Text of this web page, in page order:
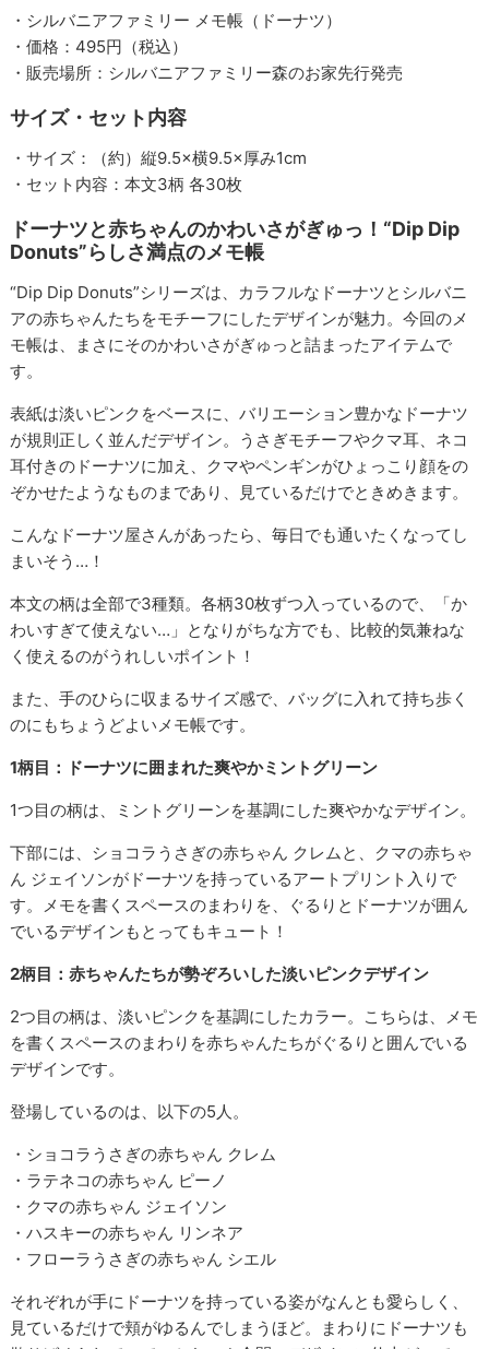
・シルバニアファミリー メモ帳（ドーナツ）
・価格：495円（税込）
・販売場所：シルバニアファミリー森のお家先行発売
サイズ・セット内容
・サイズ：（約）縦9.5×横9.5×厚み1cm
・セット内容：本文3柄 各30枚
ドーナツと赤ちゃんのかわいさがぎゅっ！“Dip Dip
Donuts”らしさ満点のメモ帳
“Dip Dip Donuts”シリーズは、カラフルなドーナツとシルバニ
アの赤ちゃんたちをモチーフにしたデザインが魅力。今回のメ
モ帳は、まさにそのかわいさがぎゅっと詰まったアイテムで
す。
表紙は淡いピンクをベースに、バリエーション豊かなドーナツ
が規則正しく並んだデザイン。うさぎモチーフやクマ耳、ネコ
耳付きのドーナツに加え、クマやペンギンがひょっこり顔をの
ぞかせたようなものまであり、見ているだけでときめきます。
こんなドーナツ屋さんがあったら、毎日でも通いたくなってし
まいそう…！
本文の柄は全部で3種類。各柄30枚ずつ入っているので、「か
わいすぎて使えない…」となりがちな方でも、比較的気兼ねな
く使えるのがうれしいポイント！
また、手のひらに収まるサイズ感で、バッグに入れて持ち歩く
のにもちょうどよいメモ帳です。
1柄目：ドーナツに囲まれた爽やかミントグリーン
1つ目の柄は、ミントグリーンを基調にした爽やかなデザイン。
下部には、ショコラうさぎの赤ちゃん クレムと、クマの赤ちゃ
ん ジェイソンがドーナツを持っているアートプリント入りで
す。メモを書くスペースのまわりを、ぐるりとドーナツが囲ん
でいるデザインもとってもキュート！
2柄目：赤ちゃんたちが勢ぞろいした淡いピンクデザイン
2つ目の柄は、淡いピンクを基調にしたカラー。こちらは、メモ
を書くスペースのまわりを赤ちゃんたちがぐるりと囲んでいる
デザインです。
登場しているのは、以下の5人。
・ショコラうさぎの赤ちゃん クレム
・ラテネコの赤ちゃん ピーノ
・クマの赤ちゃん ジェイソン
・ハスキーの赤ちゃん リンネア
・フローラうさぎの赤ちゃん シエル
それぞれが手にドーナツを持っている姿がなんとも愛らしく、
見ているだけで頬がゆるんでしまうほど。まわりにドーナツも